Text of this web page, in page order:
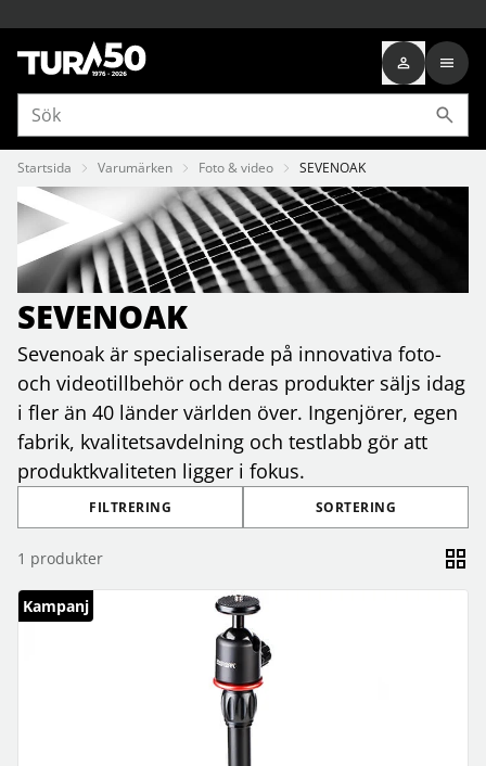
Startsida Varumärken Foto & video SEVENOAK
SEVENOAK
Sevenoak är specialiserade på innovativa foto-
och videotillbehör och deras produkter säljs idag
i fler än 40 länder världen över. Ingenjörer, egen
fabrik, kvalitetsavdelning och testlabb gör att
produktkvaliteten ligger i fokus.
FILTRERING SORTERING
1 produkter
Kampanj